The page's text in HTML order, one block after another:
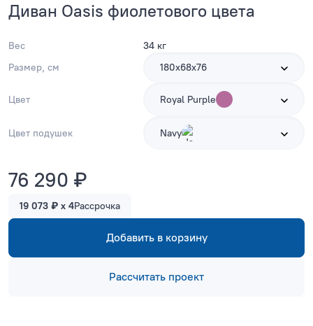
Диван Oasis фиолетового цвета
Вес
34 кг
Размер, см
180х68х76
Цвет Royal Purple
Цвет подушек Navy
76 290 ₽
19 073 ₽ x 4Рассрочка
Добавить в корзину
Рассчитать проект